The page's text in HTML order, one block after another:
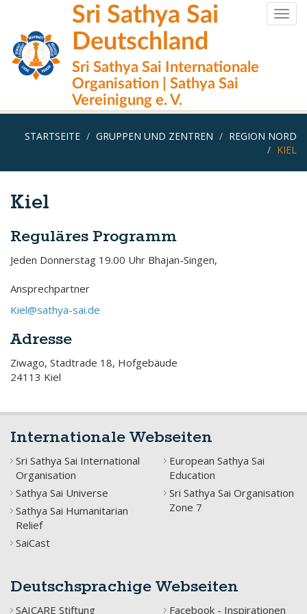
Inhalt
Sri Sathya Sai
Deutschland
Sri Sathya Sai Internationale
Organisation | Sathya Sai
Vereinigung e. V.
STARTSEITE GRUPPEN UND ZENTREN
REGION NORD
KIEL
Kiel
Reguläres Programm
Jeden Donnerstag 19.00 Uhr Bhajan-Singen,
Ansprechpartner
Kiel@sathya-sai.de
Adresse
Ziwago, Stadtrade 18, Hofgebäude
24113 Kiel
Internationale Webseiten
Sri Sathya Sai International
Organisation
Sathya Sai Universe
Sathya Sai Humanitarian
Relief
SaiCast
European Sathya Sai
Education
Sri Sathya Sai Organisation
Zone 7
Deutschsprachige Webseiten
SAICARE Stiftung Facebook - Inspirationen